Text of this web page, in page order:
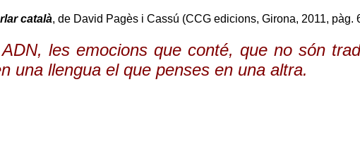
català, de David Pagès i Cassú (CCG edicions, Girona, 2011, pàg.
les emocions que conté, que no són
una llengua el que penses en una altra.